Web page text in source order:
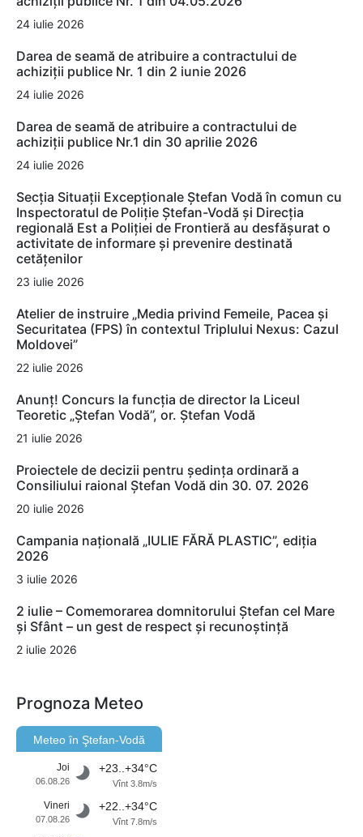
24 iulie 2026
Darea de seamă de atribuire a contractului de
achiziții publice Nr. 1 din 2 iunie 2026
24 iulie 2026
Darea de seamă de atribuire a contractului de
achiziții publice Nr.1 din 30 aprilie 2026
24 iulie 2026
Secția Situații Excepționale Ștefan Vodă în comun cu
Inspectoratul de Poliție Ștefan-Vodă și Direcția
regională Est a Poliției de Frontieră au desfășurat o
activitate de informare și prevenire destinată
cetățenilor
23 iulie 2026
Atelier de instruire „Media privind Femeile, Pacea și
Securitatea (FPS) în contextul Triplului Nexus: Cazul
Moldovei”
22 iulie 2026
Anunț! Concurs la funcția de director la Liceul
Teoretic „Ștefan Vodă”, or. Ștefan Vodă
21 iulie 2026
Proiectele de decizii pentru ședința ordinară a
Consiliului raional Ștefan Vodă din 30. 07. 2026
20 iulie 2026
Campania națională „IULIE FĂRĂ PLASTIC”, ediția
2026
3 iulie 2026
2 iulie – Comemorarea domnitorului Ștefan cel Mare
și Sfânt – un gest de respect și recunoștință
2 iulie 2026
Prognoza Meteo
Meteo în Ştefan-Vodă
Joi
06.08.26
+23..+34°C
Vînt 3.8m/s
Vineri
07.08.26
+22..+34°C
Vînt 7.8m/s